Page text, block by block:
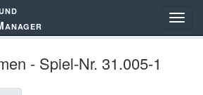
ANAGER
- Spiel-Nr. 31.005-1